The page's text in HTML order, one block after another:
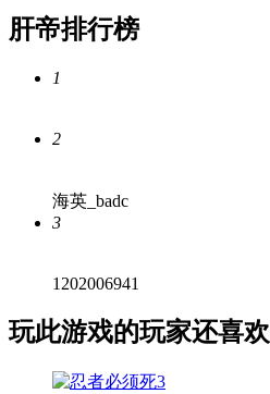
肝帝排行榜
1
2
海英_badc
3
1202006941
玩此游戏的玩家还喜欢